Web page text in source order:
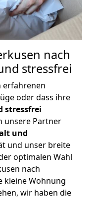
nach
stressfrei
erfahrenen
oder dass ihre
stressfrei
unsere Partner
und
und unser breite
optimalen Wahl
nach
kleine Wohnung
wir haben die